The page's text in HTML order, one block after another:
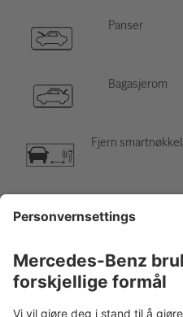
Panser
Bagasjerom
Fjern smartnøkkel
Fare, lav temperatur